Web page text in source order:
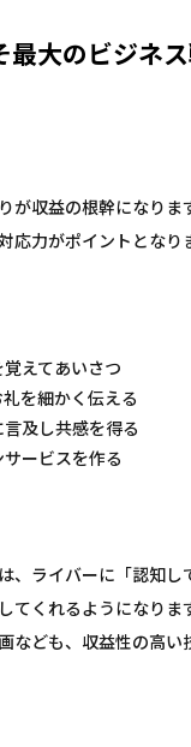
最大のビジネ
が収益の根幹になりま
応力がポイントとなり
えてあいさつ
を細かく伝える
及し共感を得る
ービスを作る
、ライバーに「認知し
てくれるようになりま
なども、収益性の高い